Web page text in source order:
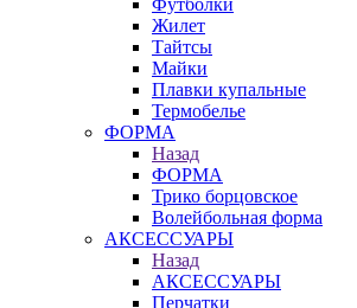
Футболки
Жилет
Тайтсы
Майки
Плавки купальные
Термобелье
ФОРМА
Назад
ФОРМА
Трико борцовское
Волейбольная форма
АКСЕССУАРЫ
Назад
АКСЕССУАРЫ
Перчатки